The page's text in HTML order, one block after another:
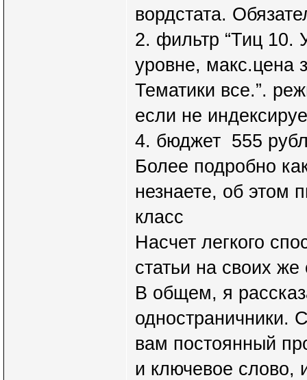
вордстата.
2. фильтр “Тиц 10.
уровне, макс.цена
Тематики все.”.
если не
4. бюджет 555
Более подробно
незнаете, об этом
класс
Насчет легкого
статьи на своих же
В общем, я
одностраничники.
вам постоянный
и ключевое слово,